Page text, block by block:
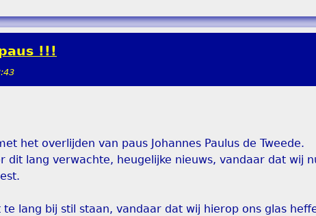
!!!
het overlijden van paus Johannes Paulus de Tweede.
dit lang verwachte, heugelijke nieuws, vandaar dat wij
lang bij stil staan, vandaar dat wij hierop ons glas